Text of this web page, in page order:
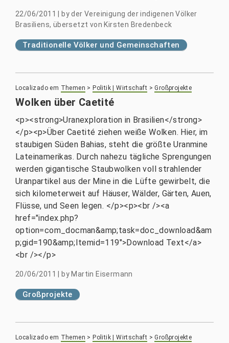
22/06/2011 byder Vereinigung der indigenen Völker
Brasiliens, übersetzt von Kirsten Bredenbeck
Traditionelle Völker und Gemeinschaften
Localizado em Themen > Politik | Wirtschaft >Großprojekte
Wolken über Caetité
<p><strong>Uranexploration in Brasilien</strong>
</p><p>Über Caetité ziehen weiße Wolken. Hier, im
staubigen Süden Bahias, steht die größte Uranmine
Lateinamerikas. Durch nahezu tägliche Sprengungen
werden gigantische Staubwolken voll strahlender
Uranpartikel aus der Mine in die Lüfte gewirbelt, die
sich kilometerweit auf Häuser, Wälder, Gärten, Auen,
Flüsse, und Seen legen. </p><p><br /><a
href="index.php?
option=com_docman&amp;task=doc_download&am
p;gid=190&amp;Itemid=119">Download Text</a>
<br /></p>
20/06/2011 by Martin Eisermann
Großprojekte
Localizado em Themen > Politik | Wirtschaft >Großprojekte